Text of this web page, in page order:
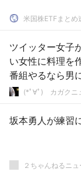
米国株ETFまとめ
ツイッター女子
い女性に料理を
番組やるなら男
せろ」(*ﾟ∀ﾟ)ゞカガクニ
坂本勇人が練習
２ちゃんねるニ